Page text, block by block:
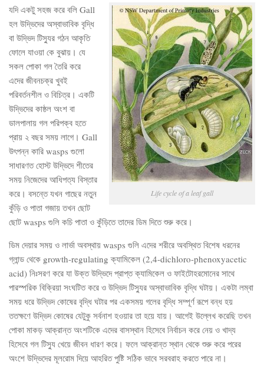
Life cycle of a leaf gall
যদি একটু সহজ করে বলি Gall
হল উদ্ভিদের অস্বাভাবিক বৃদ্ধি
বা উদ্ভিদ টিস্যুর গঠন আকৃতি
ফোলে যাওয়া কে বুঝায়। যে
সকল পোকা গল তৈরি করে
এদের জীবনচক্র খুবই
পরিবর্তনশীল ও বিচিত্র। একটি
উদ্ভিদের কাষ্ঠল অংশ বা
ডালপালায় গল পরিপক্ব হতে
প্রায় ২ বছর সময় লাগে। Gall
উৎপন্ন কারি wasps গুলো
সাধারণত হোস্ট উদ্ভিদে শীতের
সময় নিজেদের আধিপত্য বিস্তার
করে। বসন্তে যখন গাছের নতুন
কুঁড়ি ও পাতা গজায় তখন ছোট
ছোট wasps গুলি কচি পাতা ও কুঁড়িতে তাদের ডিম দিতে শুরু করে।
ডিম দেয়ার সময় ও লার্ভা অবস্থায় wasps গুলি এদের শরীরে অবস্থিত বিশেষ ধরনের
গ্লান্ড থেকে growth-regulating ক্যামিকেল (2,4-dichloro-phenoxyacetic
acid) নিঃসরণ করে যা উক্ত উদ্ভিদে প্রাপ্ত ক্যামিকেল ও ফাইটোহরমোনের সাথে
পারস্পরিক বিক্রিয়া সংঘটিত করে ও উদ্ভিদ টিস্যুর অস্বাভাবিক বৃদ্ধি ঘটায়। একটা লম্বা
সময় ধরে উদ্ভিদ কোষের বৃদ্ধি ঘটার পর একসময় গলের বৃদ্ধি সম্পূর্ণ রূপে বন্ধ হয়
ততক্ষণে উদ্ভিদ কোষের যেটুকু সর্বনাশ হওয়ার তা হয়ে যায়। আগেই উল্লেখ করেছি তখন
পোকা মাকড় আক্রান্ত অংশটিকে এদের বাসস্থান হিসেবে নির্বাচন করে নেয় ও খাদ্য
হিসেবে গল টিস্যু খেয়ে জীবন ধারণ করে। ফলে আক্রান্ত স্থান থেকে শুরু করে পরের
অংশে উদ্ভিদের মূলরোম দিয়ে আহরিত পুষ্টি সঠিক ভাবে সরবরাহ করতে পারে না।